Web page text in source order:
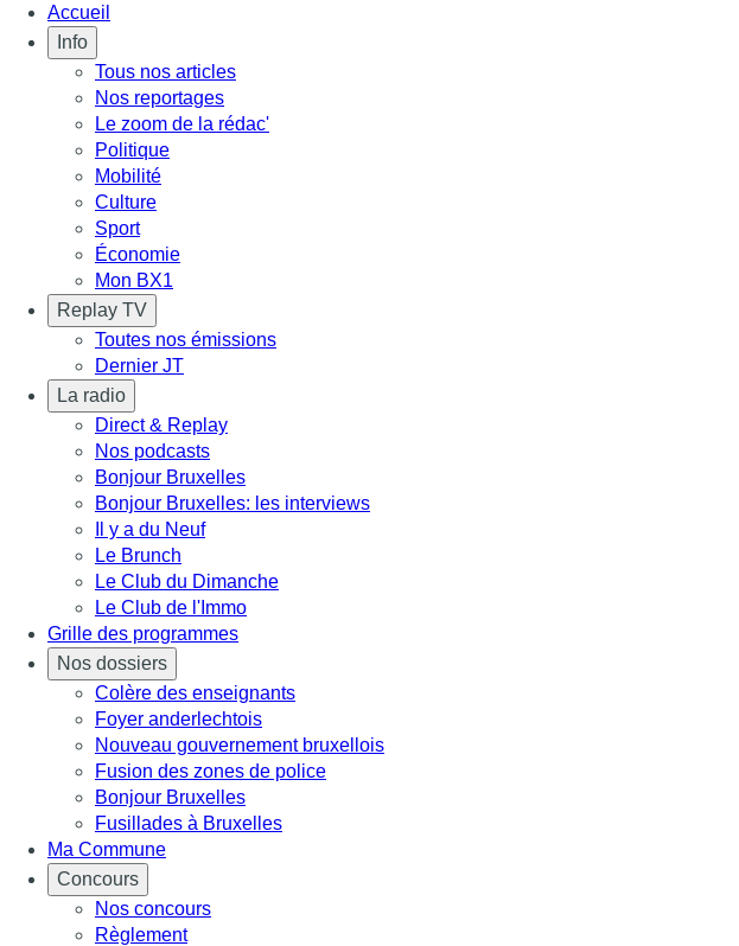
Accueil
Info
Tous nos articles
Nos reportages
Le zoom de la rédac'
Politique
Mobilité
Culture
Sport
Économie
Mon BX1
Replay TV
Toutes nos émissions
Dernier JT
La radio
Direct & Replay
Nos podcasts
Bonjour Bruxelles
Bonjour Bruxelles: les interviews
Il y a du Neuf
Le Brunch
Le Club du Dimanche
Le Club de l'Immo
Grille des programmes
Nos dossiers
Colère des enseignants
Foyer anderlechtois
Nouveau gouvernement bruxellois
Fusion des zones de police
Bonjour Bruxelles
Fusillades à Bruxelles
Ma Commune
Concours
Nos concours
Règlement